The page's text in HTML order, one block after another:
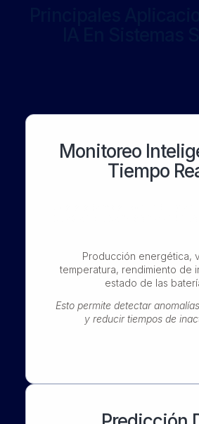
Monitoreo
Tiempo
Producción energética,
temperatura, rendimiento de
estado de las
Esto permite detectar
y reducir tiempos de